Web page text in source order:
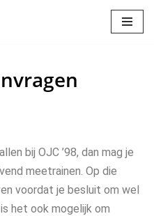
bij OJC ’98, dan mag je
meetrainen. Op die
voordat je besluit om wel
het ook mogelijk om